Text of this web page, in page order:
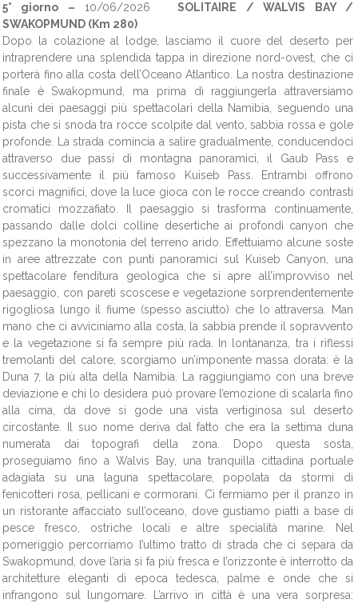
5° giorno – 10/06/2026 SOLITAIRE / WALVIS BAY /
SWAKOPMUND (Km 280)
Dopo la colazione al lodge, lasciamo il cuore del deserto per
intraprendere una splendida tappa in direzione nord-ovest, che ci
porterà fino alla costa dell’Oceano Atlantico. La nostra destinazione
finale è Swakopmund, ma prima di raggiungerla attraversiamo
alcuni dei paesaggi più spettacolari della Namibia, seguendo una
pista che si snoda tra rocce scolpite dal vento, sabbia rossa e gole
profonde. La strada comincia a salire gradualmente, conducendoci
attraverso due passi di montagna panoramici, il Gaub Pass e
successivamente il più famoso Kuiseb Pass. Entrambi offrono
scorci magnifici, dove la luce gioca con le rocce creando contrasti
cromatici mozzafiato. Il paesaggio si trasforma continuamente,
passando dalle dolci colline desertiche ai profondi canyon che
spezzano la monotonia del terreno arido. Effettuiamo alcune soste
in aree attrezzate con punti panoramici sul Kuiseb Canyon, una
spettacolare fenditura geologica che si apre all’improvviso nel
paesaggio, con pareti scoscese e vegetazione sorprendentemente
rigogliosa lungo il fiume (spesso asciutto) che lo attraversa. Man
mano che ci avviciniamo alla costa, la sabbia prende il sopravvento
e la vegetazione si fa sempre più rada. In lontananza, tra i riflessi
tremolanti del calore, scorgiamo un’imponente massa dorata: è la
Duna 7, la più alta della Namibia. La raggiungiamo con una breve
deviazione e chi lo desidera può provare l’emozione di scalarla fino
alla cima, da dove si gode una vista vertiginosa sul deserto
circostante. Il suo nome deriva dal fatto che era la settima duna
numerata dai topografi della zona. Dopo questa sosta,
proseguiamo fino a Walvis Bay, una tranquilla cittadina portuale
adagiata su una laguna spettacolare, popolata da stormi di
fenicotteri rosa, pellicani e cormorani. Ci fermiamo per il pranzo in
un ristorante affacciato sull’oceano, dove gustiamo piatti a base di
pesce fresco, ostriche locali e altre specialità marine. Nel
pomeriggio percorriamo l’ultimo tratto di strada che ci separa da
Swakopmund, dove l’aria si fa più fresca e l’orizzonte è interrotto da
architetture eleganti di epoca tedesca, palme e onde che si
infrangono sul lungomare. L’arrivo in città è una vera sorpresa: